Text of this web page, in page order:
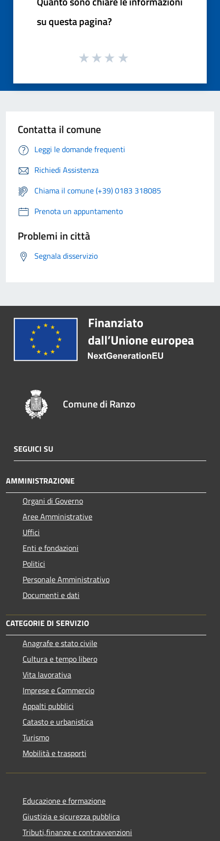
su questa pagina?
Contatta il comune
Leggi le domande frequenti
Richiedi Assistenza
Chiama il comune (+39) 0183 318085
Prenota un appuntamento
Problemi in città
Segnala disservizio
Comune di Ranzo
SEGUICI SU
AMMINISTRAZIONE
Organi di Governo
Aree Amministrative
Uffici
Enti e fondazioni
Politici
Personale Amministrativo
Documenti e dati
CATEGORIE DI SERVIZIO
Anagrafe e stato civile
Cultura e tempo libero
Vita lavorativa
Imprese e Commercio
Appalti pubblici
Catasto e urbanistica
Turismo
Mobilità e trasporti
Educazione e formazione
Giustizia e sicurezza pubblica
Tributi,finanze e contravvenzioni